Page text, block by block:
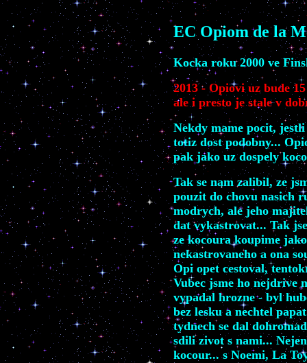
EC Opiom de la
Kocka roku 2000 ve
2013 - Opiovi uz bude
ale i presto je stale v
Nekdy mame pocit,
totiz dost podobny...
pak jako uz dospely
Tak se nam zalibil, ze
pouzit do chovu nasich
modrych, ale jeho
dat vykastrovat... Tak
ze kocoura koupime jako
nekastrovaneho a ona
Opi opet cestoval,
Vubec jsme ho nejdrive
vypadal hrozne - byl
bez lesku a nechtel
tydnech se dal
sdili zivot s nami...
kocour... s Noemi, La